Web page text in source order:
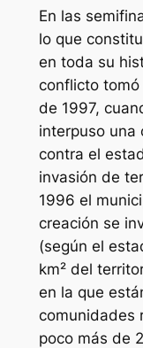
En las
lo que
en toda su
conflicto
de 1997,
interpuso una
contra el
invasión de
1996 el
creación se
(según el
km² del
en la que
comunidades
poco más de